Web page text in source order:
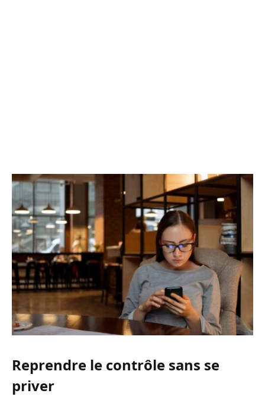
Reprendre le contrôle sans se
priver